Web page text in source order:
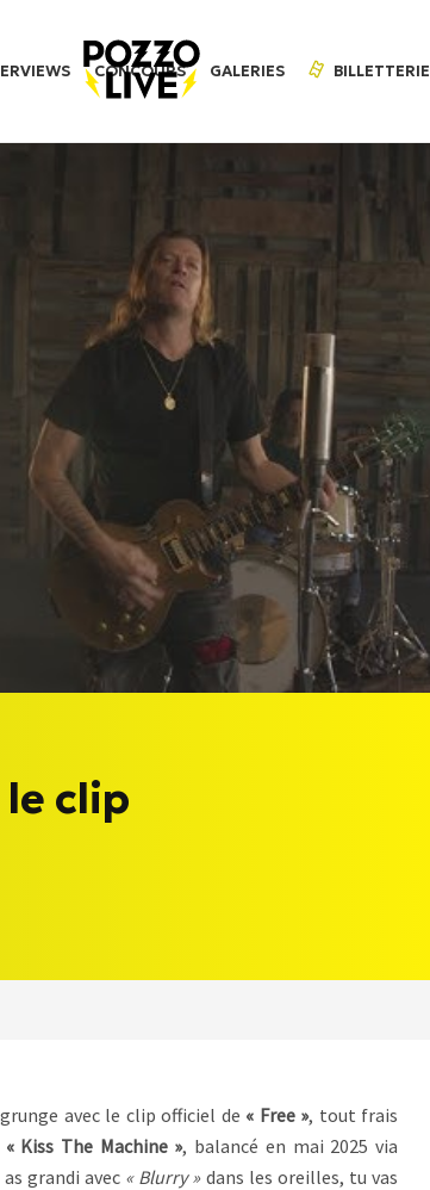
CONCOURS GALERIES BILLETTERIE
clip
avec le clip officiel de « Free », tout frais
« Kiss The Machine », balancé en mai 2025 via
grandi avec « Blurry »dans les oreilles, tu vas